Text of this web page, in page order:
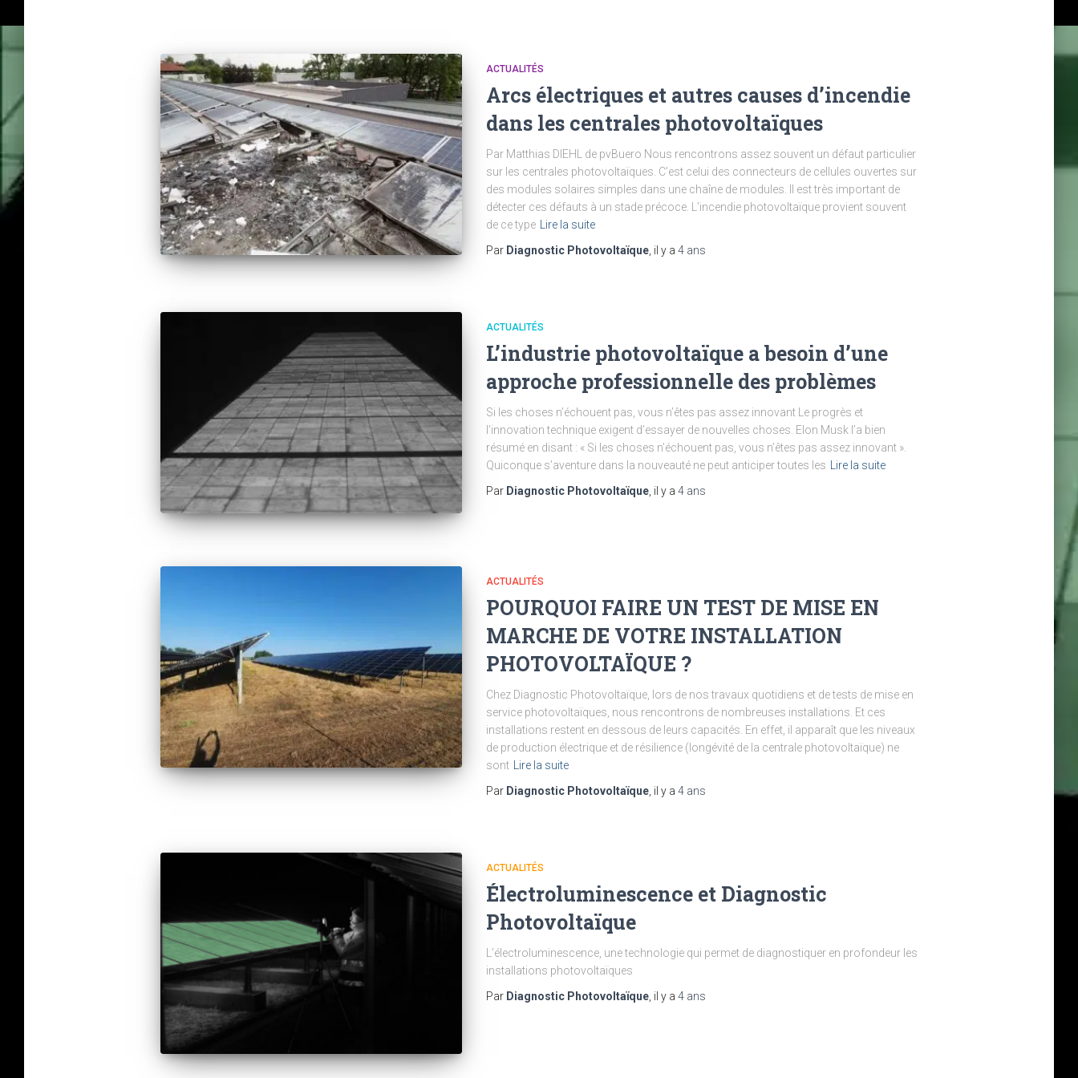
ACTUALITÉS
Arcs électriques et autres causes d’incendie
dans les centrales photovoltaïques
Par Matthias DIEHL de pvBuero Nous rencontrons assez souvent un défaut particulier
sur les centrales photovoltaïques. C’est celui des connecteurs de cellules ouvertes sur
des modules solaires simples dans une chaîne de modules. Il est très important de
détecter ces défauts à un stade précoce. L’incendie photovoltaïque provient souvent
de ce type
Lire la suite
Par Diagnostic Photovoltaïque, il y a 4 ans
ACTUALITÉS
L’industrie photovoltaïque a besoin d’une
approche professionnelle des problèmes
Si les choses n’échouent pas, vous n’êtes pas assez innovant Le progrès et
l’innovation technique exigent d’essayer de nouvelles choses. Elon Musk l’a bien
résumé en disant : « Si les choses n’échouent pas, vous n’êtes pas assez innovant ».
Quiconque s’aventure dans la nouveauté ne peut anticiper toutes les
Lire la suite
Par Diagnostic Photovoltaïque, il y a 4 ans
ACTUALITÉS
POURQUOI FAIRE UN TEST DE MISE EN
MARCHE DE VOTRE INSTALLATION
PHOTOVOLTAÏQUE ?
Chez Diagnostic Photovoltaïque, lors de nos travaux quotidiens et de tests de mise en
service photovoltaïques, nous rencontrons de nombreuses installations. Et ces
installations restent en dessous de leurs capacités. En effet, il apparaît que les niveaux
de production électrique et de résilience (longévité de la centrale photovoltaïque) ne
sont
Lire la suite
Par Diagnostic Photovoltaïque, il y a 4 ans
ACTUALITÉS
Électroluminescence et Diagnostic
Photovoltaïque
L’électroluminescence, une technologie qui permet de diagnostiquer en profondeur les
installations photovoltaïques
Par Diagnostic Photovoltaïque, il y a 4 ans